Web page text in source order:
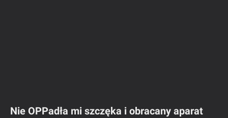
Nie OPPadła mi szczęka i obracany aparat